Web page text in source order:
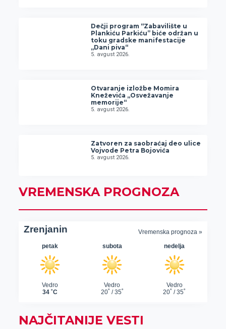
Dečji program “Zabavilište u
Plankiću Parkiću” biće održan u
toku gradske manifestacije
„Dani piva“
5. avgust 2026.
Otvaranje izložbe Momira
Kneževića „Osvežavanje
memorije“
5. avgust 2026.
Zatvoren za saobraćaj deo ulice
Vojvode Petra Bojovića
5. avgust 2026.
VREMENSKA PROGNOZA
NAJČITANIJE VESTI